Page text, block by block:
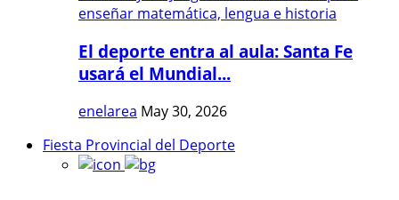
El deporte entra al aula: Santa Fe
usará el Mundial...
enelarea May 30, 2026
Fiesta Provincial del Deporte